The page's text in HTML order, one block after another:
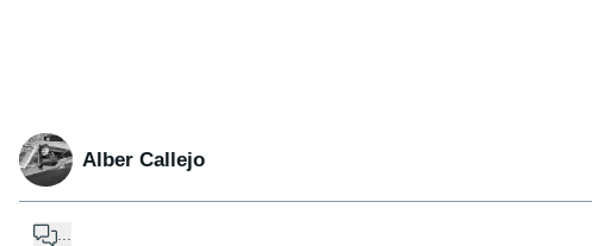
Alber Callejo
...